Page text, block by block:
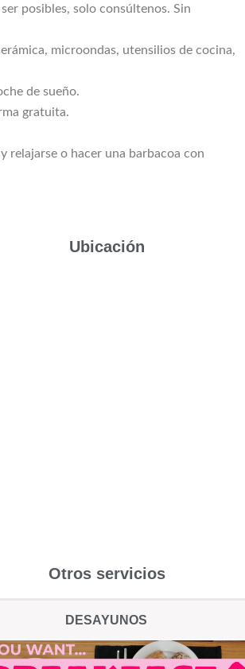
posibles, solo consúltenos. Sin
microondas, utensilios de cocina,
de sueño.
gratuita.
relajarse o hacer una barbacoa con
Ubicación
Otros servicios
DESAYUNOS